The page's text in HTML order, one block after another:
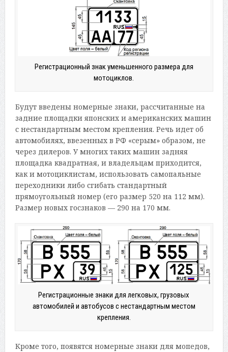
Регистрационный знак уменьшенного размера для
мотоциклов.
Будут введены номерные знаки, рассчитанные на
задние площадки японских и американских машин
с нестандартным местом крепления. Речь идет об
автомобилях, ввезенных в РФ «серым» образом, не
через дилеров. У многих таких машин задняя
площадка квадратная, и владельцам приходится,
как и мотоциклистам, использовать самопальные
переходники либо сгибать стандартный
прямоугольный номер (его размер 520 на 112 мм).
Размер новых госзнаков — 290 на 170 мм.
Регистрационные знаки для легковых, грузовых
автомобилей и автобусов с нестандартным местом
крепления.
Кроме того, появятся номерные знаки для мопедов,